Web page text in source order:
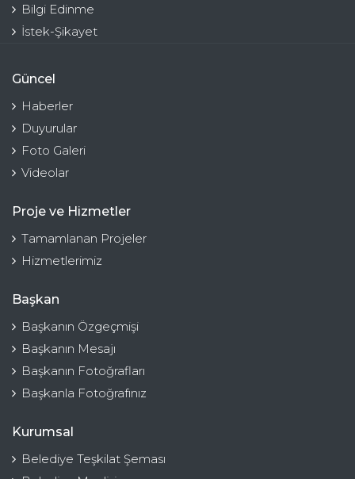
Bilgi Edinme
İstek-Şikayet
Güncel
Haberler
Duyurular
Foto Galeri
Videolar
Proje ve Hizmetler
Tamamlanan Projeler
Hizmetlerimiz
Başkan
Başkanın Özgeçmişi
Başkanın Mesajı
Başkanın Fotoğrafları
Başkanla Fotoğrafınız
Kurumsal
Belediye Teşkilat Şeması